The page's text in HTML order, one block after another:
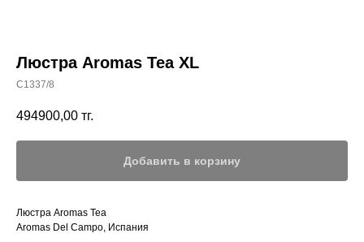
Люстра Aromas Tea XL
C1337/8
494900,00 тг.
Добавить в корзину
Люстра Aromas Tea
Aromas Del Campo, Испания